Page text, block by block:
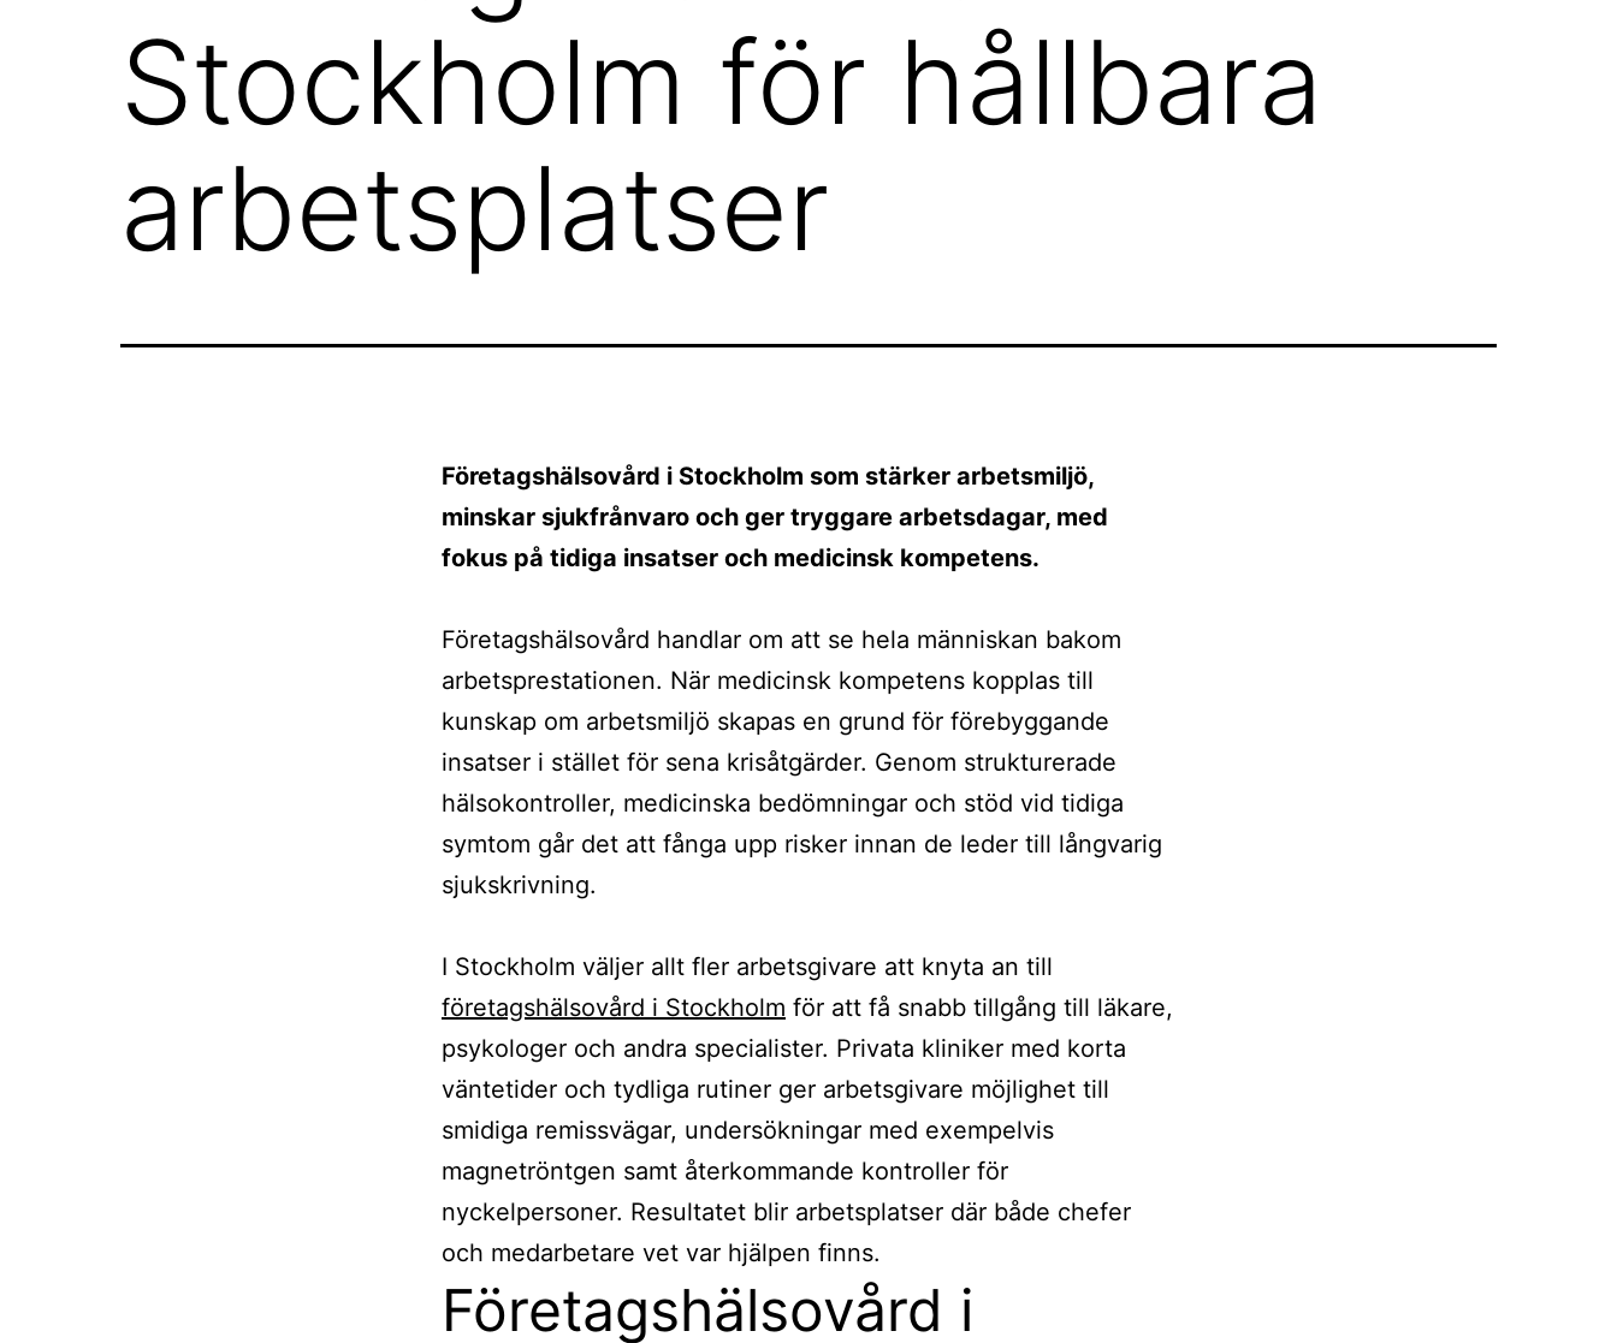
Stockholm för hållbara
arbetsplatser
Företagshälsovård i Stockholm som stärker arbetsmiljö,
minskar sjukfrånvaro och ger tryggare arbetsdagar, med
fokus på tidiga insatser och medicinsk kompetens.
Företagshälsovård handlar om att se hela människan bakom
arbetsprestationen. När medicinsk kompetens kopplas till
kunskap om arbetsmiljö skapas en grund för förebyggande
insatser i stället för sena krisåtgärder. Genom strukturerade
hälsokontroller, medicinska bedömningar och stöd vid tidiga
symtom går det att fånga upp risker innan de leder till långvarig
sjukskrivning.
I Stockholm väljer allt fler arbetsgivare att knyta an till
företagshälsovård i Stockholm för att få snabb tillgång till läkare,
psykologer och andra specialister. Privata kliniker med korta
väntetider och tydliga rutiner ger arbetsgivare möjlighet till
smidiga remissvägar, undersökningar med exempelvis
magnetröntgen samt återkommande kontroller för
nyckelpersoner. Resultatet blir arbetsplatser där både chefer
och medarbetare vet var hjälpen finns.
Företagshälsovård i